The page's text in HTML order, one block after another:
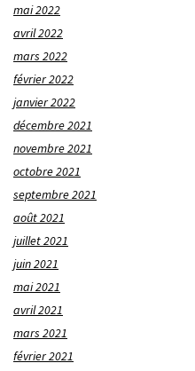
mai 2022
avril 2022
mars 2022
février 2022
janvier 2022
décembre 2021
novembre 2021
octobre 2021
septembre 2021
août 2021
juillet 2021
juin 2021
mai 2021
avril 2021
mars 2021
février 2021